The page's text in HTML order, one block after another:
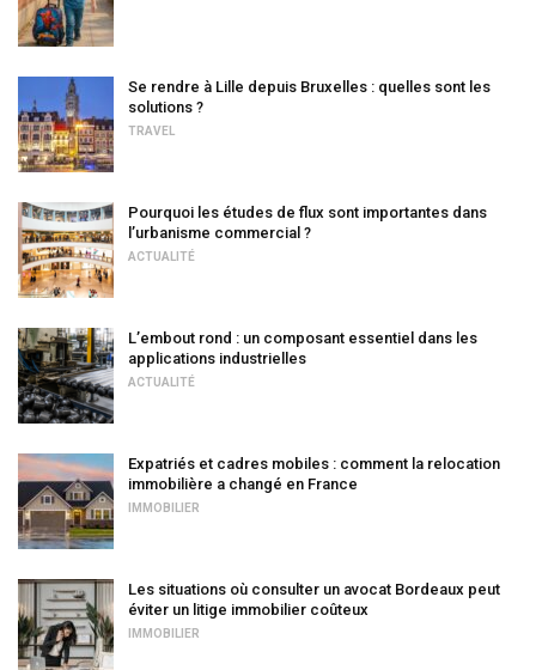
Se rendre à Lille depuis Bruxelles : quelles sont les
solutions ?
TRAVEL
Pourquoi les études de flux sont importantes dans
l’urbanisme commercial ?
ACTUALITÉ
L’embout rond : un composant essentiel dans les
applications industrielles
ACTUALITÉ
Expatriés et cadres mobiles : comment la relocation
immobilière a changé en France
IMMOBILIER
Les situations où consulter un avocat Bordeaux peut
éviter un litige immobilier coûteux
IMMOBILIER